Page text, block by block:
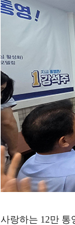
사랑하는 12만 통